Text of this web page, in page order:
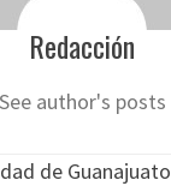
Redacción
See author's posts
de Guanajuato